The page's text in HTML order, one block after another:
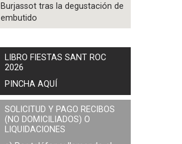
Burjassot tras la degustación de
embutido
LIBRO FIESTAS SANT ROC
2026
PINCHA AQUÍ
SOLICITUD Y PAGO RECIBOS
(NO DOMICILIADOS) O
LIQUIDACIONES